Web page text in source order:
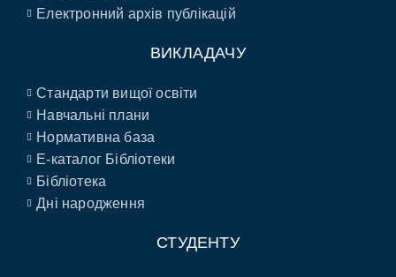
Електронний архів публікацій
ВИКЛАДАЧУ
Стандарти вищої освіти
Навчальні плани
Нормативна база
E-каталог Бібліотеки
Бібліотека
Дні народження
СТУДЕНТУ